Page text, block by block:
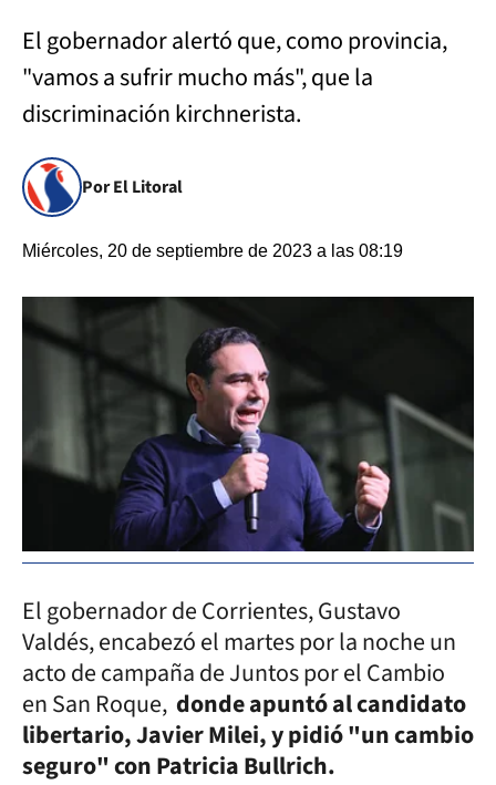
El gobernador alertó que, como provincia,
"vamos a sufrir mucho más", que la
discriminación kirchnerista.
Por El Litoral
Miércoles, 20 de septiembre de 2023 a las 08:19
El gobernador de Corrientes, Gustavo
Valdés, encabezó el martes por la noche un
acto de campaña de Juntos por el Cambio
en San Roque, donde apuntó al candidato
libertario, Javier Milei, y pidió "un cambio
seguro" con Patricia Bullrich.